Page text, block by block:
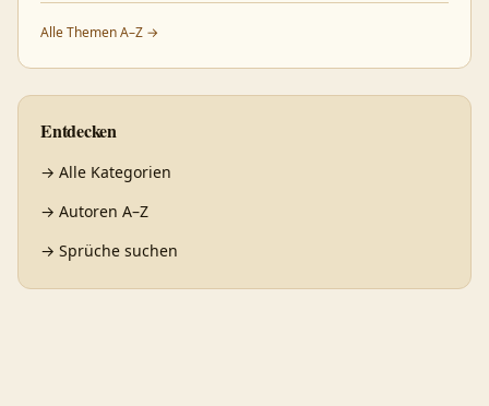
Alle Themen A–Z →
Entdecken
→ Alle Kategorien
→ Autoren A–Z
→ Sprüche suchen